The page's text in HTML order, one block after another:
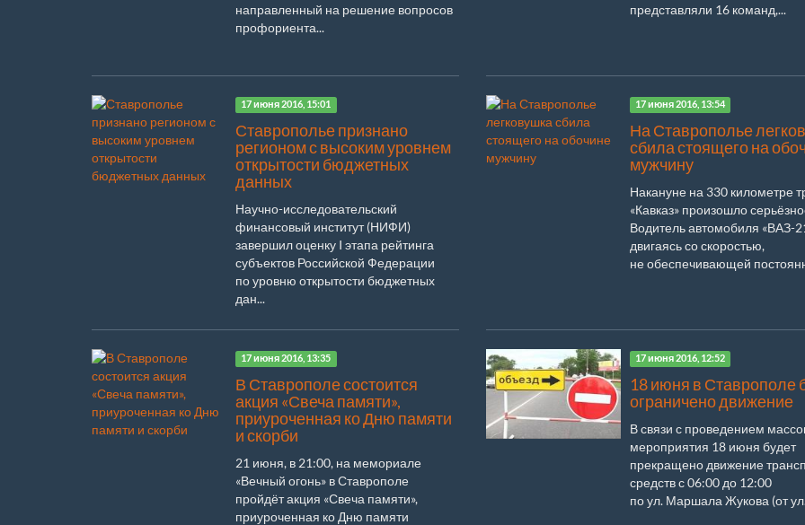
направленный на решение вопросов
профориента...
представляли 16 команд,...
17 июня 2016, 15:01
Ставрополье признано
регионом с высоким уровнем
открытости бюджетных
данных
Научно-исследовательский
финансовый институт (НИФИ)
завершил оценку I этапа рейтинга
субъектов Российской Федерации
по уровню открытости бюджетных
дан...
17 июня 2016, 13:54
На Ставрополье
сбила стоящего на
мужчину
Накануне на 330 километре
«Кавказ» произошло
Водитель автомобиля «ВАЗ-
двигаясь со скоростью,
не обеспечивающей
17 июня 2016, 13:35
В Ставрополе состоится
акция «Свеча памяти»,
приуроченная ко Дню памяти
и скорби
21 июня, в 21:00, на мемориале
«Вечный огонь» в Ставрополе
пройдёт акция «Свеча памяти»,
приуроченная ко Дню памяти
17 июня 2016, 12:52
18 июня в Ставрополе
ограничено движение
В связи с проведением
мероприятия 18 июня будет
прекращено движение
средств с 06:00 до 12:00
по ул. Маршала Жукова (от